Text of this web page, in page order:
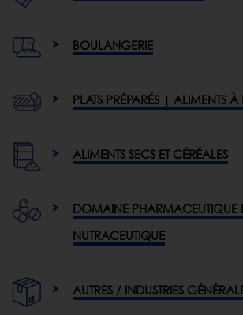
BOULANGERIE
PLATS PRÉPARÉS | ALIMENTS À
ALIMENTS SECS ET CÉRÉALES
DOMAINE PHARMACEUTIQUE
NUTRACEUTIQUE
AUTRES / INDUSTRIES